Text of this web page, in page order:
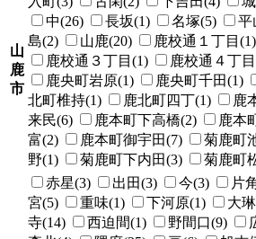
山
鹿
市
中(26)
長坂(1) 名塚(5) 平
島(2)
山鹿(20) 鹿校通１丁目(1)
鹿校通３丁目(1)
鹿校通４丁
鹿央町岩原(1)
鹿央町千田(1)
北町椎持(1)
鹿北町四丁(1) 鹿
来民(6)
鹿本町下高橋(2) 鹿本
富(2)
鹿本町御宇田(7) 菊鹿町
野(1)
菊鹿町下内田(3) 菊鹿町
赤星(3) 出田(3) 今(3) 片
宮(5)
重味(1) 下河原(1) 大
寺(14)
西迫間(1) 野間口(9)